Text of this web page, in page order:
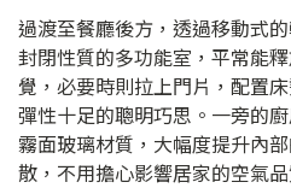
過渡至餐廳後方，透過移動式
封閉性質的多功能室，平常能
覺，必要時則拉上門片，配置
彈性十足的聰明巧思。一旁的
霧面玻璃材質，大幅度提升內
散，不用擔心影響居家的空氣品